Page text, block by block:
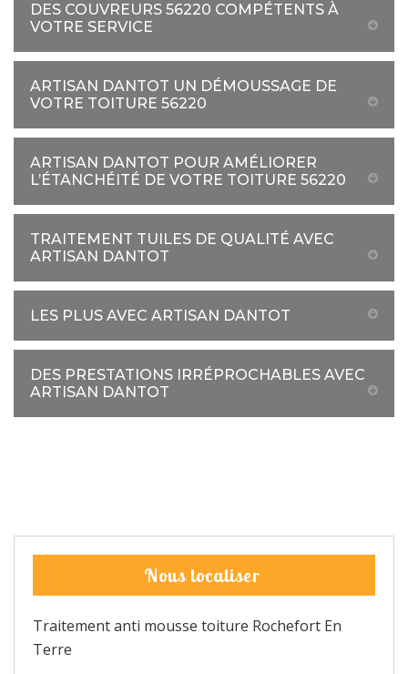
DES COUVREURS 56220 COMPÉTENTS À
VOTRE SERVICE
ARTISAN DANTOT UN DÉMOUSSAGE DE
VOTRE TOITURE 56220
ARTISAN DANTOT POUR AMÉLIORER
L’ÉTANCHÉITÉ DE VOTRE TOITURE 56220
TRAITEMENT TUILES DE QUALITÉ AVEC
ARTISAN DANTOT
LES PLUS AVEC ARTISAN DANTOT
DES PRESTATIONS IRRÉPROCHABLES AVEC
ARTISAN DANTOT
Nous localiser
Traitement anti mousse toiture Rochefort En
Terre